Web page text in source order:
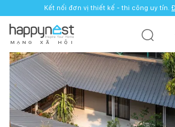
Kết nối đơn vị thiết kế - thi công uy tín.
M Ạ N G X Ã H Ộ I